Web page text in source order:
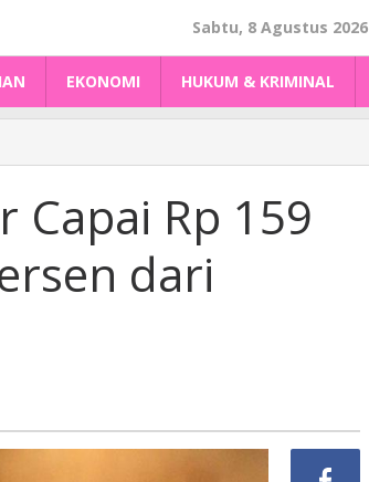
Sabtu, 8 Agustus 2026
EKONOMI HUKUM & KRIMINAL
Capai Rp 159
dari